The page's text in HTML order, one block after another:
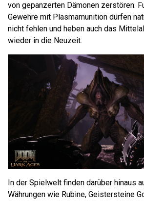
von gepanzerten Dämonen zerstören.
Gewehre mit Plasmamunition dürfen
nicht fehlen und heben auch das
wieder in die Neuzeit.
In der Spielwelt finden darüber hinaus
Währungen wie Rubine, Geistersteine